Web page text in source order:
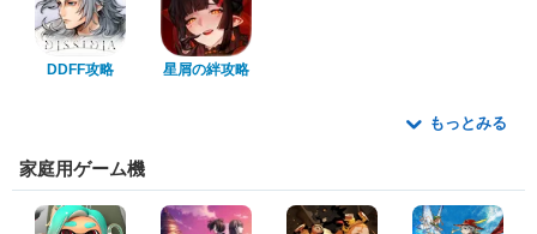
DDFF攻略 星屑の絆攻略
もっとみる
家庭用ゲーム機